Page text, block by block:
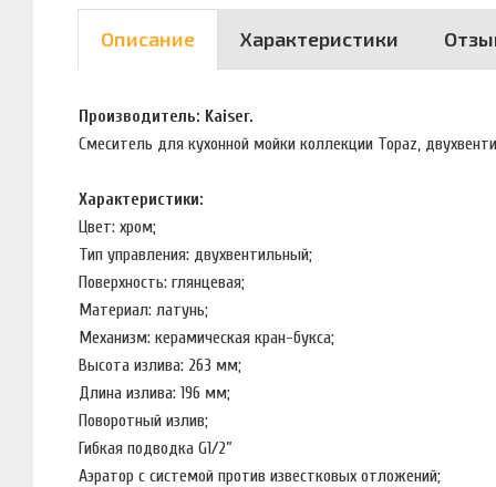
Описание Характеристики
Производитель: Kaiser.
Смеситель для кухонной мойки коллекции Topaz,
Характеристики:
Цвет: хром;
Тип управления: двухвентильный;
Поверхность: глянцевая;
Материал: латунь;
Механизм: керамическая кран-букса;
Высота излива: 263 мм;
Длина излива: 196 мм;
Поворотный излив;
Гибкая подводка G1/2”
Аэратор с системой против известковых отложений;